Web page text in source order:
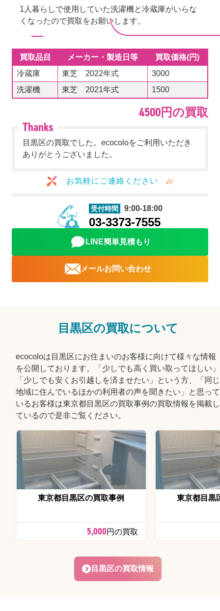
1人暮らしで使用していた洗濯機と冷蔵庫がいらな
くなったので買取をお願いします。
買取品目 メーカー・製造日等
買取価格(円)
冷蔵庫
東芝 2022年式
3000
洗濯機
東芝 2021年式 1500
4500円の買取
目黒区の買取でした。ecocoloをご利用いただき
ありがとうございました。
お気軽にご連絡ください
受付時間 9:00-18:00
03-3373-7555
LINE簡単見積もり
メールお問い合わせ
目黒区の買取について
ecocoloは目黒区にお住まいのお客様に向けて様々な情報
を公開しております。「少しでも高く買い取ってほしい」
「少しでも安くお引越しを済ませたい」という方、「同じ
地域に住んでいるほかの利用者の声を聞きたい」と思って
いるお客様は東京都目黒区の買取事例の買取情報を掲載し
ているので是非ご覧ください。
東京都目黒区の買取事例
5,000円の買取
東京都目黒
目黒区の買取情報